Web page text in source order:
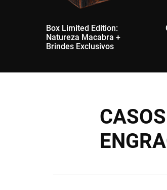
Box Limited Edition:
Natureza Macabra +
Brindes Exclusivos